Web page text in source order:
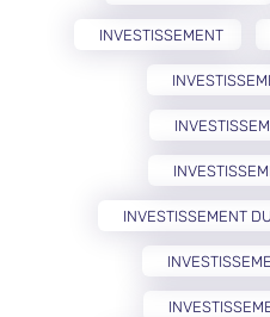
INVESTISSEMENT
INVESTISSEMENT